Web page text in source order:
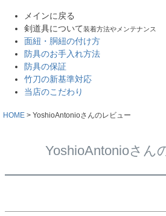
メインに戻る
剣道具について装着方法やメンテナンス
面紐・胴紐の付け方
防具のお手入れ方法
防具の保証
竹刀の新基準対応
当店のこだわり
HOME YoshioAntonioさんのレビュー
YoshioAntonioさん